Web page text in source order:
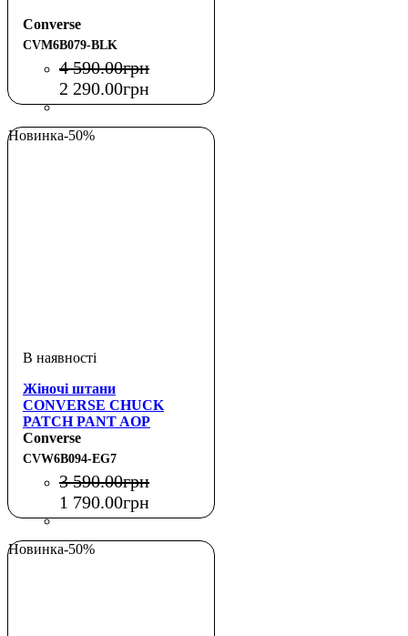
Converse
CVM6B079-BLK
4 590.00грн
2 290.00грн
Новинка-50%
Жіночі штани
CONVERSE CHUCK
PATCH PANT AOP
Converse
CVW6B094-EG7
3 590.00грн
1 790.00грн
Новинка-50%